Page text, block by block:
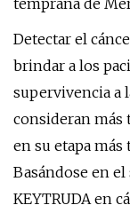
temprana de
Detectar el
brindar a los
supervivencia a
consideran más
en su etapa
Basándose en
KEYTRUDA en